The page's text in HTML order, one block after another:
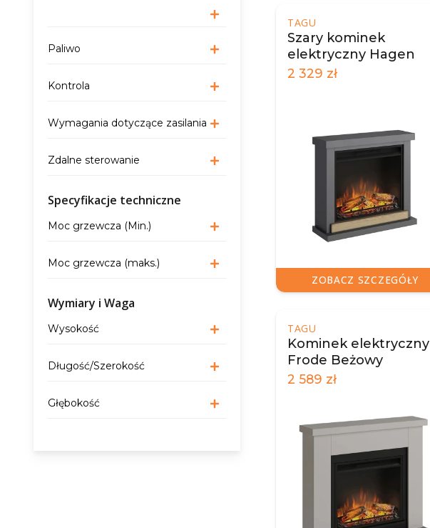
Paliwo
Kontrola
Wymagania dotyczące zasilania
Zdalne sterowanie
Specyfikacje techniczne
Moc grzewcza (Min.)
Moc grzewcza (maks.)
Wymiary i Waga
Wysokość
Długość/Szerokość
Głębokość
TAGU
Szary kominek
elektryczny Hagen
2 329 zł
ZOBACZ SZCZEGÓŁY
TAGU
Kominek elektryczny
Frode Beżowy
2 589 zł